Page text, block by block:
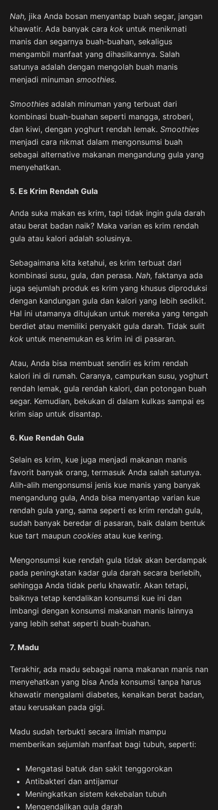
Nah, jika Anda bosan menyantap buah segar, jangan
khawatir. Ada banyak cara kok untuk menikmati
manis dan segarnya buah-buahan, sekaligus
mengambil manfaat yang dihasilkannya. Salah
satunya adalah dengan mengolah buah manis
menjadi minuman smoothies.
Smoothies adalah minuman yang terbuat dari
kombinasi buah-buahan seperti mangga, stroberi,
dan kiwi, dengan yoghurt rendah lemak. Smoothies
menjadi cara nikmat dalam mengonsumsi buah
sebagai alternative makanan mengandung gula yang
menyehatkan.
5. Es Krim Rendah Gula
Anda suka makan es krim, tapi tidak ingin gula darah
atau berat badan naik? Maka varian es krim rendah
gula atau kalori adalah solusinya.
Sebagaimana kita ketahui, es krim terbuat dari
kombinasi susu, gula, dan perasa. Nah, faktanya ada
juga sejumlah produk es krim yang khusus diproduksi
dengan kandungan gula dan kalori yang lebih sedikit.
Hal ini utamanya ditujukan untuk mereka yang tengah
berdiet atau memiliki penyakit gula darah. Tidak sulit
kok untuk menemukan es krim ini di pasaran.
Atau, Anda bisa membuat sendiri es krim rendah
kalori ini di rumah. Caranya, campurkan susu, yoghurt
rendah lemak, gula rendah kalori, dan potongan buah
segar. Kemudian, bekukan di dalam kulkas sampai es
krim siap untuk disantap.
6. Kue Rendah Gula
Selain es krim, kue juga menjadi makanan manis
favorit banyak orang, termasuk Anda salah satunya.
Alih-alih mengonsumsi jenis kue manis yang banyak
mengandung gula, Anda bisa menyantap varian kue
rendah gula yang, sama seperti es krim rendah gula,
sudah banyak beredar di pasaran, baik dalam bentuk
kue tart maupun cookies atau kue kering.
Mengonsumsi kue rendah gula tidak akan berdampak
pada peningkatan kadar gula darah secara berlebih,
sehingga Anda tidak perlu khawatir. Akan tetapi,
baiknya tetap kendalikan konsumsi kue ini dan
imbangi dengan konsumsi makanan manis lainnya
yang lebih sehat seperti buah-buahan.
7. Madu
Terakhir, ada madu sebagai nama makanan manis nan
menyehatkan yang bisa Anda konsumsi tanpa harus
khawatir mengalami diabetes, kenaikan berat badan,
atau kerusakan pada gigi.
Madu sudah terbukti secara ilmiah mampu
memberikan sejumlah manfaat bagi tubuh, seperti:
Mengatasi batuk dan sakit tenggorokan
Antibakteri dan antijamur
Meningkatkan sistem kekebalan tubuh
Mengendalikan gula darah